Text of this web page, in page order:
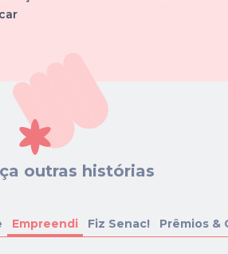
outras histórias
Empreendi Fiz Senac! Prêmios &